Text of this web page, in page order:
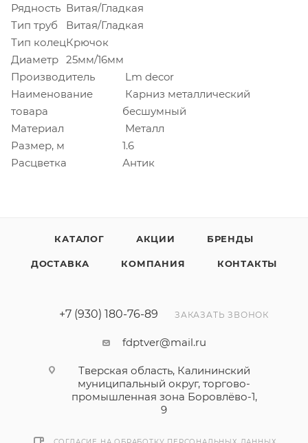
Рядность Витая/Гладкая
Тип труб
Витая/Гладкая
Тип колецКрючок
Диаметр 25мм/16мм
Производитель
Lm decor
Наименование
товара
Карниз металлический
бесшумный
Материал
Металл
Размер, м
1.6
Расцветка
Антик
КАТАЛОГ АКЦИИ БРЕНДЫ
ДОСТАВКА КОМПАНИЯ КОНТАКТЫ
+7 (930) 180-76-89 ЗАКАЗАТЬ ЗВОНОК
fdptver@mail.ru
Тверская область, Калининский
муниципальный округ, торгово-
промышленная зона Боровлёво-1,
9